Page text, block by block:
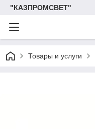
"КАЗПРОМСВЕТ"
Товары и услуги